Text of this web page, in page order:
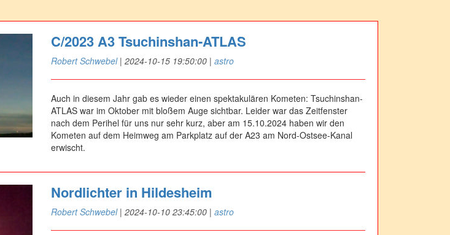
C/2023 A3 Tsuchinshan-ATLAS
Robert Schwebel| 2024-10-15 19:50:00| astro
Auch in diesem Jahr gab es wieder einen spektakulären Kometen: Tsuchinshan-
ATLAS war im Oktober mit bloßem Auge sichtbar. Leider war das Zeitfenster
nach dem Perihel für uns nur sehr kurz, aber am 15.10.2024 haben wir den
Kometen auf dem Heimweg am Parkplatz auf der A23 am Nord-Ostsee-Kanal
erwischt.
Nordlichter in Hildesheim
Robert Schwebel| 2024-10-10 23:45:00| astro